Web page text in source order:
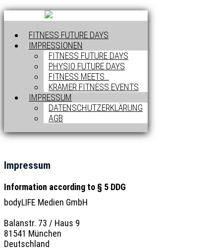
FITNESS FUTURE DAYS
IMPRESSIONEN
FITNESS FUTURE DAYS
PHYSIO FUTURE DAYS
FITNESS MEETS…
KRÄMER FITNESS EVENTS
IMPRESSUM
DATENSCHUTZERKLÄRUNG
AGB
Impressum
Information according to § 5 DDG
bodyLIFE Medien GmbH
Balanstr. 73 / Haus 9
81541 München
Deutschland